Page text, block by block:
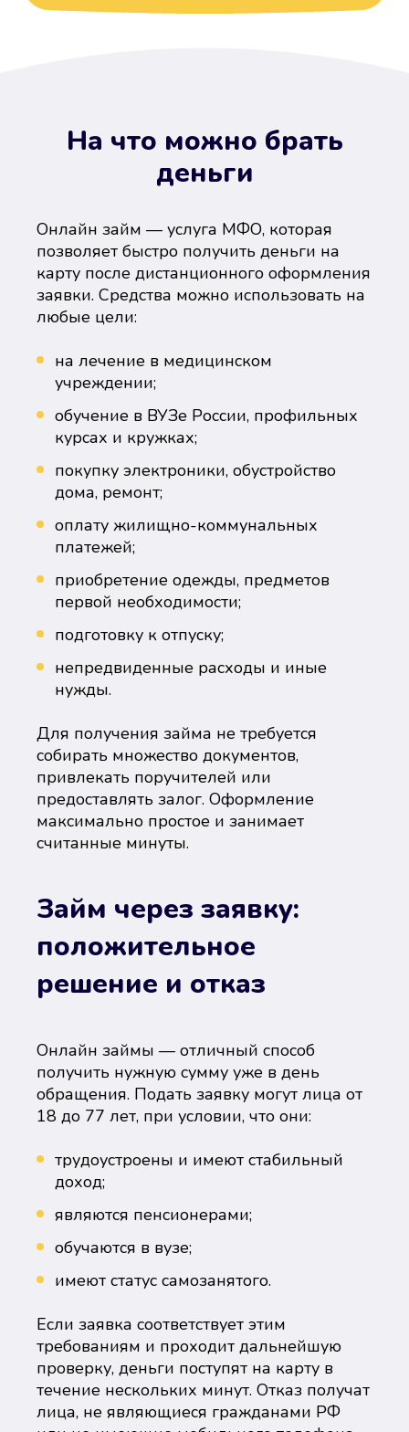
На что можно брать
деньги
Онлайн займ — услуга МФО, которая
позволяет быстро получить деньги на
карту после дистанционного оформления
заявки. Средства можно использовать на
любые цели:
на лечение в медицинском
учреждении;
обучение в ВУЗе России, профильных
курсах и кружках;
покупку электроники, обустройство
дома, ремонт;
оплату жилищно-коммунальных
платежей;
приобретение одежды, предметов
первой необходимости;
подготовку к отпуску;
непредвиденные расходы и иные
нужды.
Для получения займа не требуется
собирать множество документов,
привлекать поручителей или
предоставлять залог. Оформление
максимально простое и занимает
считанные минуты.
Займ через заявку:
положительное
решение и отказ
Онлайн займы — отличный способ
получить нужную сумму уже в день
обращения. Подать заявку могут лица от
18 до 77 лет, при условии, что они:
трудоустроены и имеют стабильный
доход;
являются пенсионерами;
обучаются в вузе;
имеют статус самозанятого.
Если заявка соответствует этим
требованиям и проходит дальнейшую
проверку, деньги поступят на карту в
течение нескольких минут. Отказ получат
лица, не являющиеся гражданами РФ